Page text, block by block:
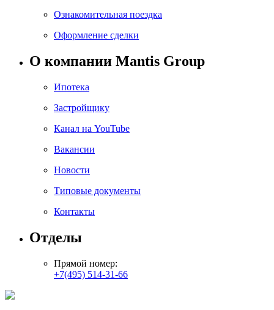
Ознакомительная поездка
Оформление сделки
О компании Mantis Group
Ипотека
Застройщику
Канал на YouTube
Вакансии
Новости
Типовые документы
Контакты
Отделы
Прямой номер:
+7(495) 514-31-66